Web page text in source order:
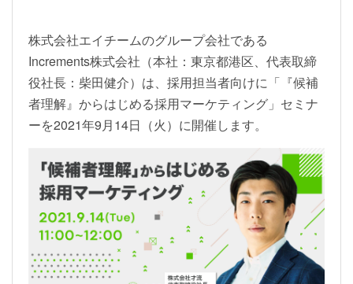
株式会社エイチームのグループ会社である
Increments株式会社（本社：東京都港区、代表取締
役社長：柴田健介）は、採用担当者向けに「『候補
者理解』からはじめる採用マーケティング」セミナ
ーを2021年9月14日（火）に開催します。